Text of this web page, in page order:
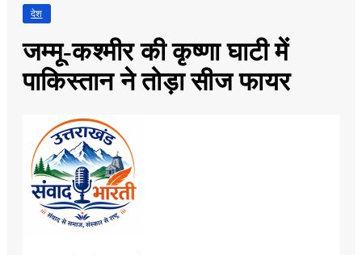
देश
जम्मू-कश्मीर की कृष्णा घाटी में
पाकिस्तान ने तोड़ा सीज फायर